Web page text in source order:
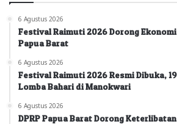
6 Agustus 2026
Festival Raimuti 2026 Dorong
Papua Barat
6 Agustus 2026
Festival Raimuti 2026 Resmi Dibuka,
Lomba Bahari di Manokwari
6 Agustus 2026
DPRP Papua Barat Dorong